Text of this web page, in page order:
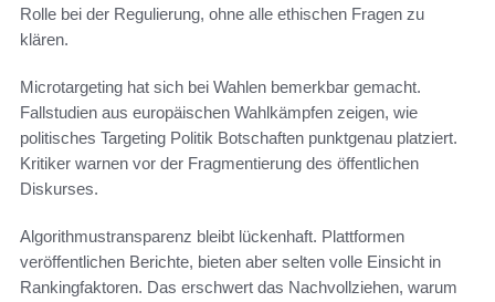
Rolle bei der Regulierung, ohne alle ethischen Fragen zu
klären.
Microtargeting hat sich bei Wahlen bemerkbar gemacht.
Fallstudien aus europäischen Wahlkämpfen zeigen, wie
politisches Targeting Politik Botschaften punktgenau platziert.
Kritiker warnen vor der Fragmentierung des öffentlichen
Diskurses.
Algorithmustransparenz bleibt lückenhaft. Plattformen
veröffentlichen Berichte, bieten aber selten volle Einsicht in
Rankingfaktoren. Das erschwert das Nachvollziehen, warum